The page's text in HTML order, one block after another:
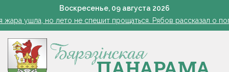
Воскресенье, 09 августа 2026
Огород без простоев: превращаем чесночную грядку в
жара ушла, но лето не спешит прощаться. Рябов рассказал о
Губернатор поздравил строителей с профессиональным
В Пинском районе бесправник сбил мопед, его водитель в